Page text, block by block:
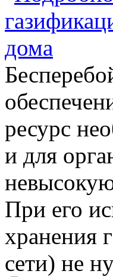
ресурс
и для
При его
хранения
сети) не